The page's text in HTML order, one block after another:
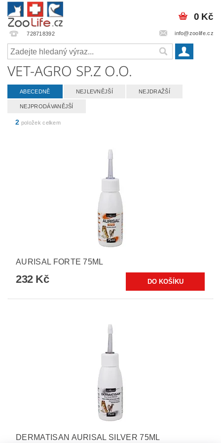
728718392 info@zoolife.cz
0 Kč
VET-AGRO SP.Z O.O.
ABECEDNĚ NEJLEVNĚJŠÍ NEJDRAŽŠÍ
NEJPRODÁVANĚJŠÍ
2 položek celkem
AURISAL FORTE 75ML
232 Kč
DERMATISAN AURISAL SILVER 75ML